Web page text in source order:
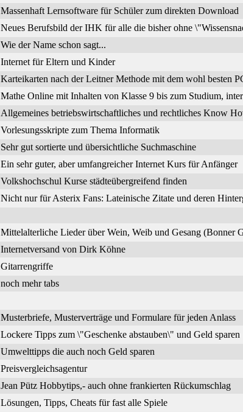
Massenhaft Lernsoftware für Schüler zum direkten Download
Neues Berufsbild der IHK für alle die bisher ohne
Wie der Name schon sagt...
Internet für Eltern und Kinder
Karteikarten nach der Leitner Methode mit dem wohl besten
Mathe Online mit Inhalten von Klasse 9 bis zum Studium,
Allgemeines betriebswirtschaftliches und rechtliches Know
Vorlesungsskripte zum Thema Informatik
Sehr gut sortierte und übersichtliche Suchmaschine
Ein sehr guter, aber umfangreicher Internet Kurs für Anfänger
Volkshochschul Kurse städteübergreifend finden
Nicht nur für Asterix Fans: Lateinische Zitate und deren
Mittelalterliche Lieder über Wein, Weib und Gesang (Bonner
Internetversand von Dirk Köhne
Gitarrengriffe
noch mehr tabs
Musterbriefe, Musterverträge und Formulare für jeden Anlass
Lockere Tipps zum \"Geschenke abstauben\" und Geld sparen
Umwelttipps die auch noch Geld sparen
Preisvergleichsagentur
Jean Pütz Hobbytips,- auch ohne frankierten Rückumschlag
Lösungen, Tipps, Cheats für fast alle Spiele